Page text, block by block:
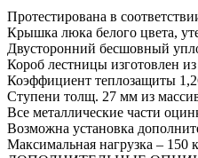
Протестирована в
Крышка люка белого цвета,
Двусторонний бесшовный
Короб лестницы изготовлен
Коэффициент теплозащиты
Ступени толщ. 27 мм из
Все металлические части
Возможна установка
Максимальная нагрузка – 150